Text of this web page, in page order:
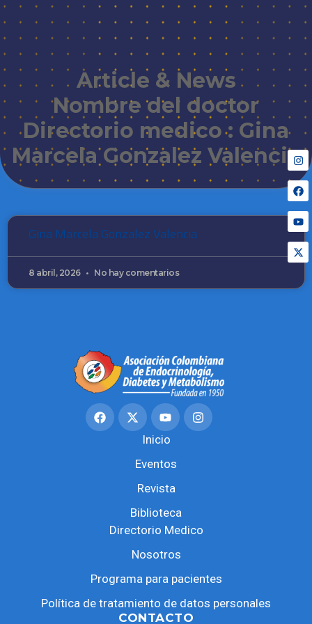
Article & News
Nombre del doctor
Directorio medico : Gina
Marcela Gonzalez Valencia
Gina Marcela Gonzalez Valencia
8 abril, 2026 No hay comentarios
Inicio
Eventos
Revista
Biblioteca
Directorio Medico
Nosotros
Programa para pacientes
Política de tratamiento de datos personales
CONTACTO